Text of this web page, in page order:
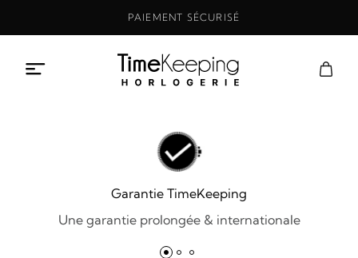
PAIEMENT SÉCURISÉ
Garantie TimeKeeping
Une garantie prolongée & internationale